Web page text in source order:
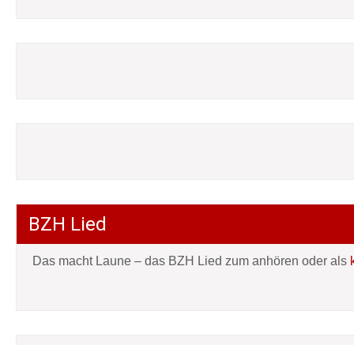
BZH Lied
Das macht Laune – das BZH Lied zum anhören oder als